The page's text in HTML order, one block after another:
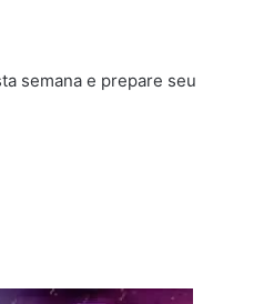
semana e prepare seu